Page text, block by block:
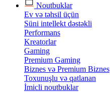
Noutbuklar
Ev və təhsil üçün
Süni intellekt dəstəkli
Performans
Kreatorlar
Gaming
Premium Gaming
Biznes və Premium Biznes
Toxunuşlu və qatlanan
İmicli noutbuklar